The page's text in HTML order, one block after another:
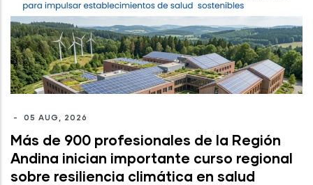
- 05 AUG, 2026
Más de 900 profesionales de la Región
Andina inician importante curso regional
sobre resiliencia climática en salud